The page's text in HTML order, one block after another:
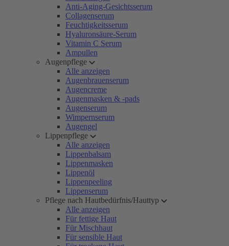
Anti-Aging-Gesichtsserum
Collagenserum
Feuchtigkeitsserum
Hyaluronsäure-Serum
Vitamin C Serum
Ampullen
Augenpflege
Alle anzeigen
Augenbrauenserum
Augencreme
Augenmasken & -pads
Augenserum
Wimpernserum
Augengel
Lippenpflege
Alle anzeigen
Lippenbalsam
Lippenmasken
Lippenöl
Lippenpeeling
Lippenserum
Pflege nach Hautbedürfnis/Hauttyp
Alle anzeigen
Für fettige Haut
Für Mischhaut
Für sensible Haut